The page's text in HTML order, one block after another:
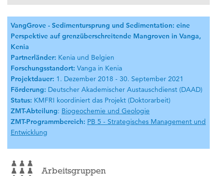
VangGrove - Sedimentursprung und Sedimentation: eine
Perspektive auf grenzüberschreitende Mangroven in Vanga,
Kenia
Partnerländer: Kenia und Belgien
Forschungsstandort: Vanga in Kenia
Projektdauer: 1. Dezember 2018 - 30. September 2021
Förderung: Deutscher Akademischer Austauschdienst (DAAD)
Status: KMFRI koordiniert das Projekt (Doktorarbeit)
ZMT-Abteilung: Biogeochemie und Geologie
ZMT-Programmbereich: PB 5 - Strategisches Management und
Entwicklung
Arbeitsgruppen